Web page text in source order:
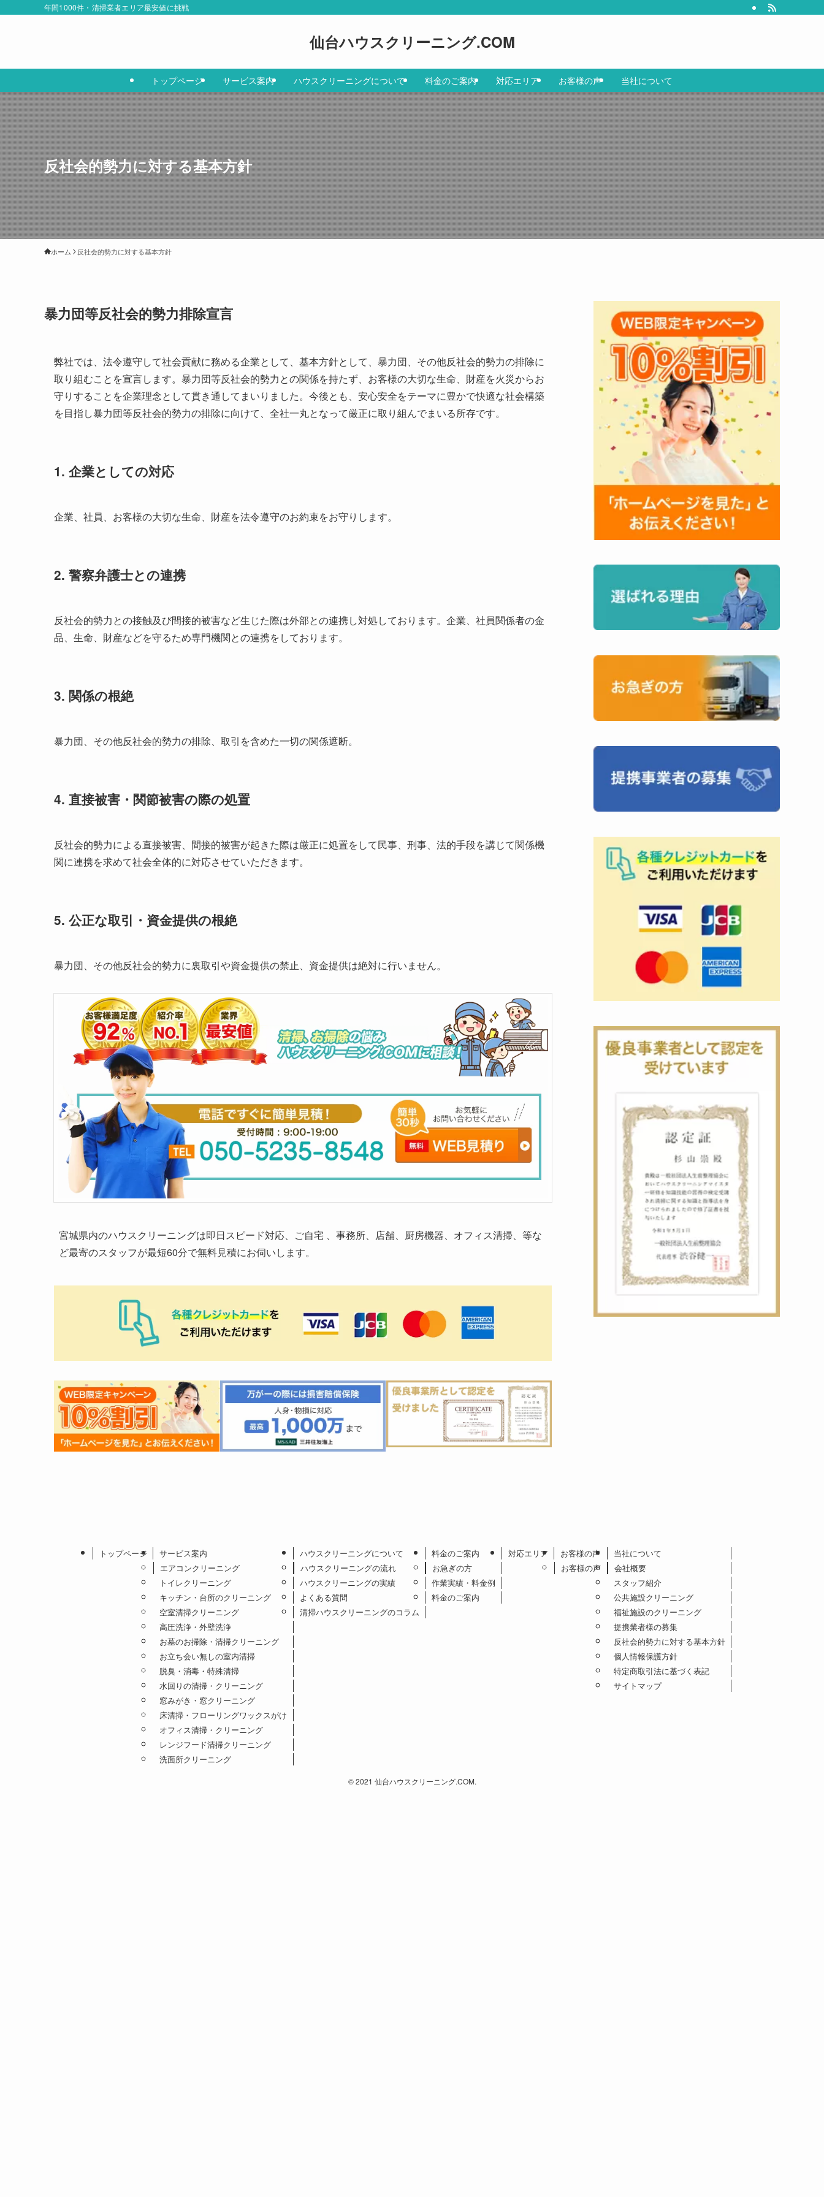
年間1000件・清掃業者エリア最安値に挑戦
仙台ハウスクリーニング.COM
トップページ サービス案内 ハウスクリーニングについて 料金のご案内 対応エリア お客様の声 当社について
反社会的勢力に対する基本方針
ホーム 反社会的勢力に対する基本方針
暴力団等反社会的勢力排除宣言
弊社では、法令遵守して社会貢献に務める企業として、基本方針として、暴力団、その他反社会的勢力の排除に
取り組むことを宣言します。暴力団等反社会的勢力との関係を持たず、お客様の大切な生命、財産を火災からお
守りすることを企業理念として貫き通してまいりました。今後とも、安心安全をテーマに豊かで快適な社会構築
を目指し暴力団等反社会的勢力の排除に向けて、全社一丸となって厳正に取り組んでまいる所存です。
1. 企業としての対応
企業、社員、お客様の大切な生命、財産を法令遵守のお約束をお守りします。
2. 警察弁護士との連携
反社会的勢力との接触及び間接的被害など生じた際は外部との連携し対処しております。企業、社員関係者の金
品、生命、財産などを守るため専門機関との連携をしております。
3. 関係の根絶
暴力団、その他反社会的勢力の排除、取引を含めた一切の関係遮断。
4. 直接被害・関節被害の際の処置
反社会的勢力による直接被害、間接的被害が起きた際は厳正に処置をして民事、刑事、法的手段を講じて関係機
関に連携を求めて社会全体的に対応させていただきます。
5. 公正な取引・資金提供の根絶
暴力団、その他反社会的勢力に裏取引や資金提供の禁止、資金提供は絶対に行いません。
宮城県内のハウスクリーニングは即日スピード対応、ご自宅 、事務所、店舗、厨房機器、オフィス清掃、等な
ど最寄のスタッフが最短60分で無料見積にお伺いします。
トップページ
サービス案内
エアコンクリーニング
トイレクリーニング
キッチン・台所のクリーニング
空室清掃クリーニング
高圧洗浄・外壁洗浄
お墓のお掃除・清掃クリーニング
お立ち会い無しの室内清掃
脱臭・消毒・特殊清掃
水回りの清掃・クリーニング
窓みがき・窓クリーニング
床清掃・フローリングワックスがけ
オフィス清掃・クリーニング
レンジフード清掃クリーニング
洗面所クリーニング
ハウスクリーニングについて
ハウスクリーニングの流れ
ハウスクリーニングの実績
よくある質問
清掃ハウスクリーニングのコラム
料金のご案内
お急ぎの方
作業実績・料金例
料金のご案内
対応エリア
お客様の声
お客様の声
当社について
会社概要
スタッフ紹介
公共施設クリーニング
福祉施設のクリーニング
提携業者様の募集
反社会的勢力に対する基本方針
個人情報保護方針
特定商取引法に基づく表記
サイトマップ
©2021 仙台ハウスクリーニング.COM.